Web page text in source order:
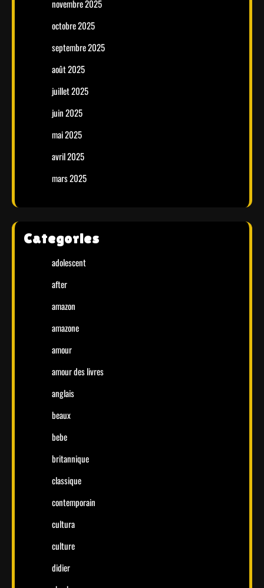
novembre 2025
octobre 2025
septembre 2025
août 2025
juillet 2025
juin 2025
mai 2025
avril 2025
mars 2025
Categories
adolescent
after
amazon
amazone
amour
amour des livres
anglais
beaux
bebe
britannique
classique
contemporain
cultura
culture
didier